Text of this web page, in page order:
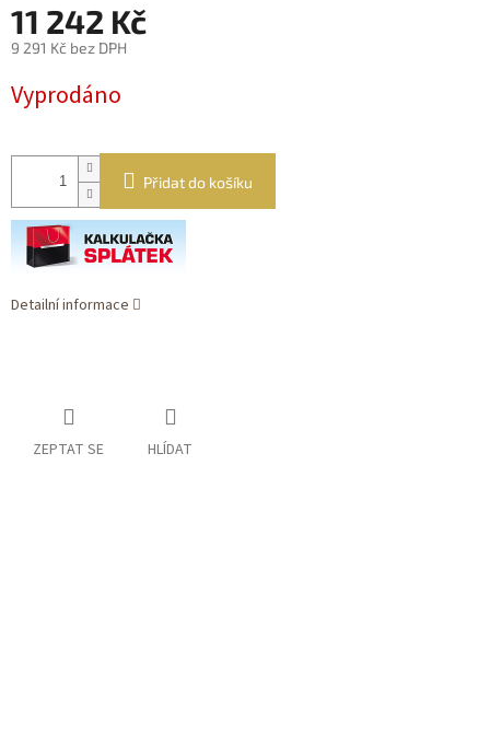
11 242 Kč
9 291 Kč bez DPH
cena:
Vyprodáno
Přidat do košíku
Detailní informace
ZEPTAT SE HLÍDAT